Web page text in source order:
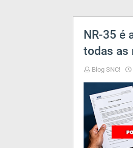
NR-35 é
todas as
Blog SNC!